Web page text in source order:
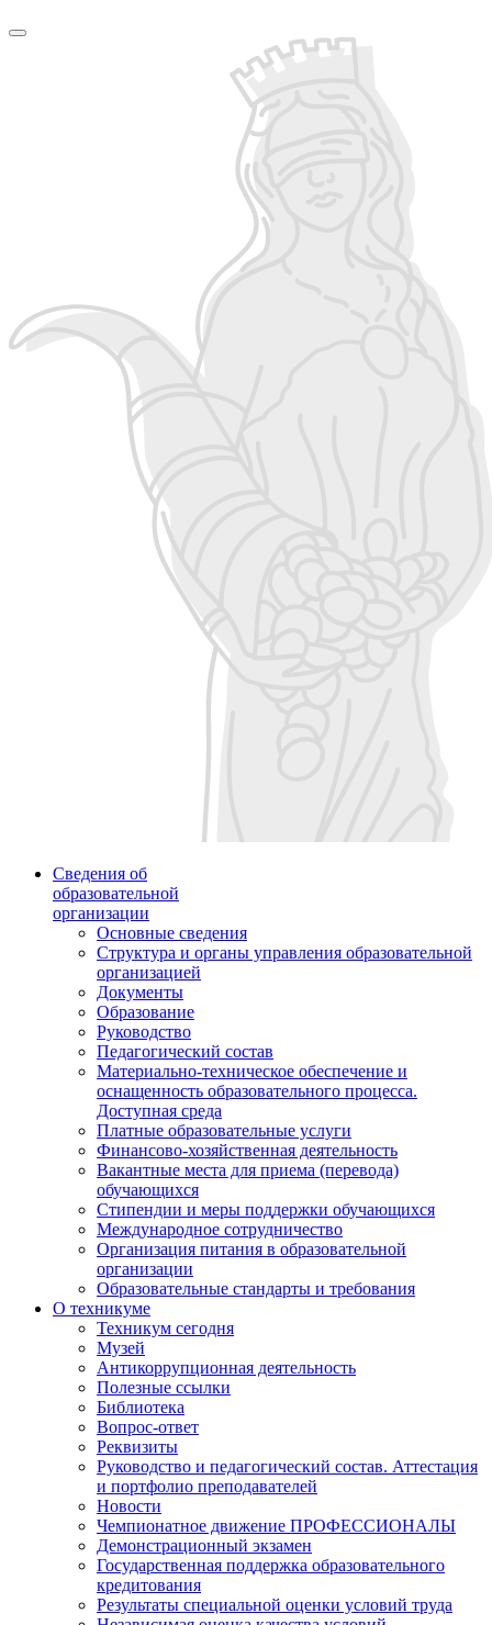
Сведения об
образовательной
организации
Основные сведения
Структура и органы управления образовательной
организацией
Документы
Образование
Руководство
Педагогический состав
Материально-техническое обеспечение и
оснащенность образовательного процесса.
Доступная среда
Платные образовательные услуги
Финансово-хозяйственная деятельность
Вакантные места для приема (перевода)
обучающихся
Стипендии и меры поддержки обучающихся
Международное сотрудничество
Организация питания в образовательной
организации
Образовательные стандарты и требования
О техникуме
Техникум сегодня
Музей
Антикоррупционная деятельность
Полезные ссылки
Библиотека
Вопрос-ответ
Реквизиты
Руководство и педагогический состав. Аттестация
и портфолио преподавателей
Новости
Чемпионатное движение ПРОФЕССИОНАЛЫ
Демонстрационный экзамен
Государственная поддержка образовательного
кредитования
Результаты специальной оценки условий труда